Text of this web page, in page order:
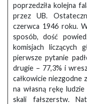
poprzedziła kolejna
przez UB.
czerwca 1946 roku.
sposób, dość
komisjach liczących
pierwsze pytanie
drugie – 77,3% i
całkowicie niezgodne
na własną rękę
skali fałszerstw.